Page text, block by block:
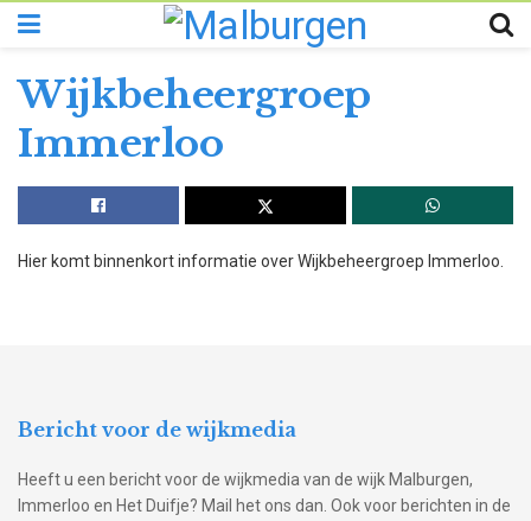
Wijkbeheergroep
Immerloo
Hier komt binnenkort informatie over Wijkbeheergroep Immerloo.
Bericht voor de wijkmedia
Heeft u een bericht voor de wijkmedia van de wijk Malburgen,
Immerloo en Het Duifje? Mail het ons dan. Ook voor berichten in de